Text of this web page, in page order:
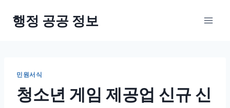
행정 공공 정보
민원서식
청소년 게임 제공업 신규 신